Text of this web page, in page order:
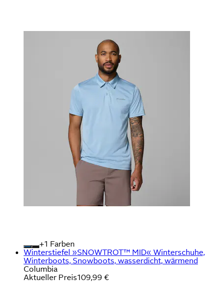
+
Farben
Winterstiefel »SNOWTROT™ MID« Winterschuhe,
Winterboots, Snowboots, wasserdicht, wärmend
Columbia
Aktueller Preis109,99 €